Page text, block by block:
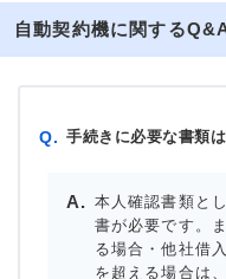
自動契約機に関する
Q. 手続きに必要な書類
本人確認書類と
書が必要です。
る場合・他社借
を超える場合は